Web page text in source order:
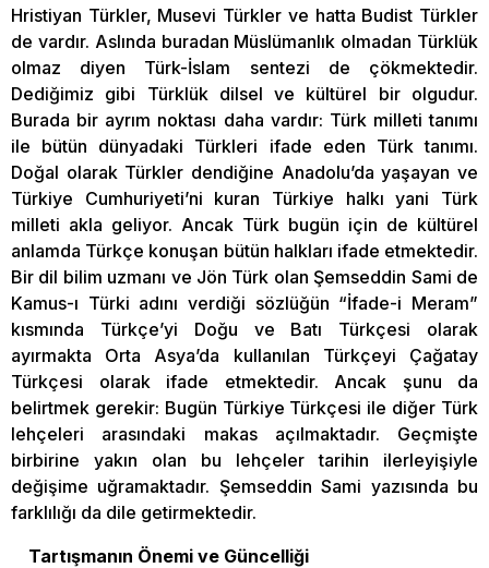
Hristiyan Türkler, Musevi Türkler ve hatta Budist Türkler
de vardır. Aslında buradan Müslümanlık olmadan Türklük
olmaz diyen Türk-İslam sentezi de çökmektedir.
Dediğimiz gibi Türklük dilsel ve kültürel bir olgudur.
Burada bir ayrım noktası daha vardır: Türk milleti tanımı
ile bütün dünyadaki Türkleri ifade eden Türk tanımı.
Doğal olarak Türkler dendiğine Anadolu’da yaşayan ve
Türkiye Cumhuriyeti’ni kuran Türkiye halkı yani Türk
milleti akla geliyor. Ancak Türk bugün için de kültürel
anlamda Türkçe konuşan bütün halkları ifade etmektedir.
Bir dil bilim uzmanı ve Jön Türk olan Şemseddin Sami de
Kamus-ı Türki adını verdiği sözlüğün “İfade-i Meram”
kısmında Türkçe’yi Doğu ve Batı Türkçesi olarak
ayırmakta Orta Asya’da kullanılan Türkçeyi Çağatay
Türkçesi olarak ifade etmektedir. Ancak şunu da
belirtmek gerekir: Bugün Türkiye Türkçesi ile diğer Türk
lehçeleri arasındaki makas açılmaktadır. Geçmişte
birbirine yakın olan bu lehçeler tarihin ilerleyişiyle
değişime uğramaktadır. Şemseddin Sami yazısında bu
farklılığı da dile getirmektedir.
Tartışmanın Önemi ve Güncelliği